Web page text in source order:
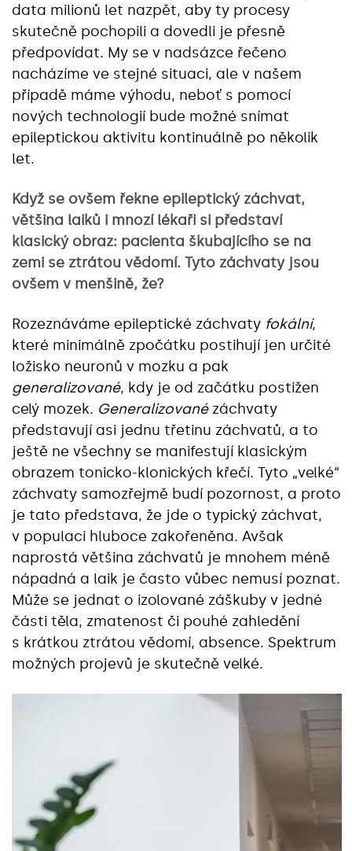
data milionů let nazpět, aby ty procesy
skutečně pochopili a dovedli je přesně
předpovídat. My se v nadsázce řečeno
nacházíme ve stejné situaci, ale v našem
případě máme výhodu, neboť s pomocí
nových technologií bude možné snímat
epileptickou aktivitu kontinuálně po několik
let.
Když se ovšem řekne epileptický záchvat,
většina laiků i mnozí lékaři si představí
klasický obraz: pacienta škubajícího se na
zemi se ztrátou vědomí. Tyto záchvaty jsou
ovšem v menšině, že?
Rozeznáváme epileptické záchvaty fokální,
které minimálně zpočátku postihují jen určité
ložisko neuronů v mozku a pak
generalizované, kdy je od začátku postižen
celý mozek. Generalizovanézáchvaty
představují asi jednu třetinu záchvatů, a to
ještě ne všechny se manifestují klasickým
obrazem tonicko-klonických křečí. Tyto „velké“
záchvaty samozřejmě budí pozornost, a proto
je tato představa, že jde o typický záchvat,
v populaci hluboce zakořeněna. Avšak
naprostá většina záchvatů je mnohem méně
nápadná a laik je často vůbec nemusí poznat.
Může se jednat o izolované záškuby v jedné
části těla, zmatenost či pouhé zahledění
s krátkou ztrátou vědomí, absence. Spektrum
možných projevů je skutečně velké.